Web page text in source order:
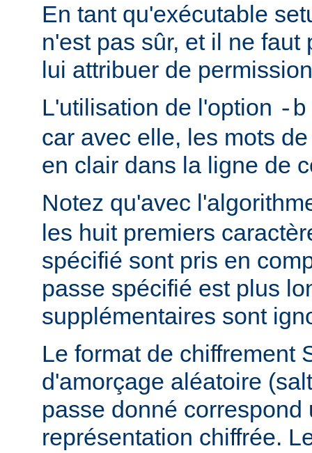
En tant qu'exécutable
n'est pas sûr, et il ne
lui attribuer de
L'utilisation de l'option -b
car avec elle, les mots
en clair dans la ligne de
Notez qu'avec
les huit premiers
spécifié sont pris en
passe spécifié est plus
supplémentaires sont
Le format de chiffrement
d'amorçage aléatoire
passe donné correspond
représentation chiffrée.